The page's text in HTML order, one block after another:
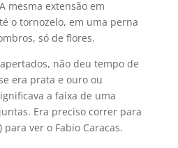
mesma extensão em
o tornozelo, em uma perna
só de flores.
não deu tempo de
era prata e ouro ou
a faixa de uma
Era preciso correr para
ver o Fabio Caracas.